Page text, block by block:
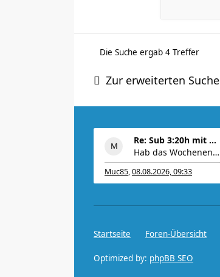
Die Suche ergab 4 Treffer
Zur erweiterten Suche
Re: Sub 3:20h mit 3-4 mal Training die Woche machb
Hab das Wochenende mit 11km easy @5:05 eingeläutet
Muc85,08.08.2026, 09:33
Startseite Foren-Übersicht
Optimized by: phpBB SEO